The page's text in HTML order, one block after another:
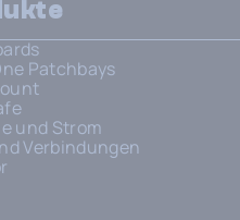
Patchbays
und Strom
Verbindungen